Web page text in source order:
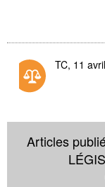
TC, 11
Articles